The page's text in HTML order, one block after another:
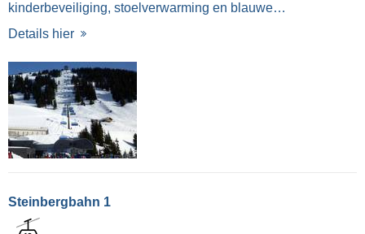
kinderbeveiliging, stoelverwarming en blauwe…
Details hier
Steinbergbahn 1